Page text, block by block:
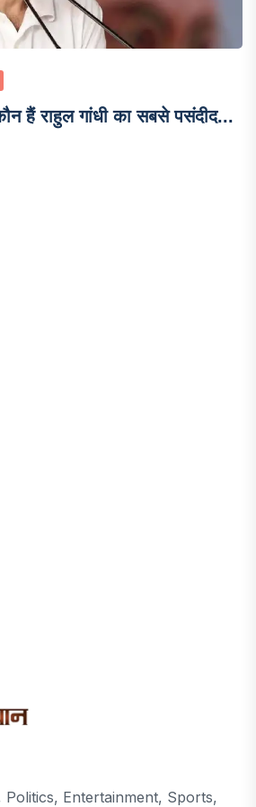
हैं राहुल गांधी का सबसे पसंदीद...
Politics, Entertainment, Sports,